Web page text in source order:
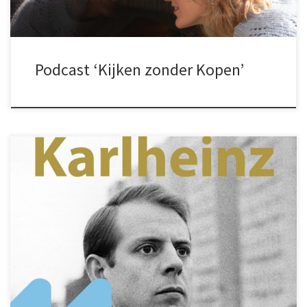
Podcast ‘Kijken zonder Kopen’
In opdracht van De Nationale Opera (en in samenwerking met NPO
Radio4) maakte ik in aanloop naar de productie ‘Aus LICHT’ een 5-
delige podcastreeks. Luister de afleveringen hier